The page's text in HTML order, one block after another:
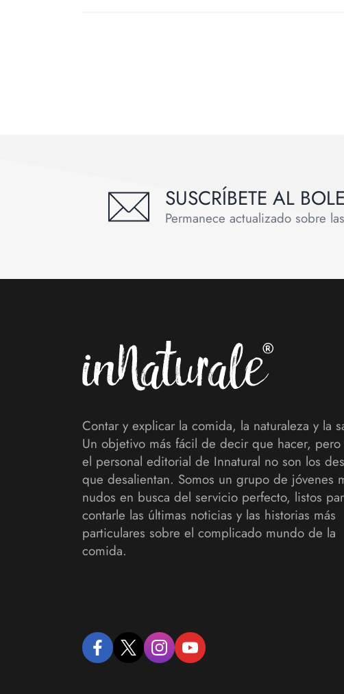
SUSCRÍBETE AL
Permanece actualizado sobre
Contar y explicar la comida, la naturaleza y la
Un objetivo más fácil de decir que hacer, pero
el personal editorial de Innatural no son los
que desalientan. Somos un grupo de jóvenes
nudos en busca del servicio perfecto, listos
contarle las últimas noticias y las historias más
particulares sobre el complicado mundo de la
comida.
facebooktwitter instagramyoutube